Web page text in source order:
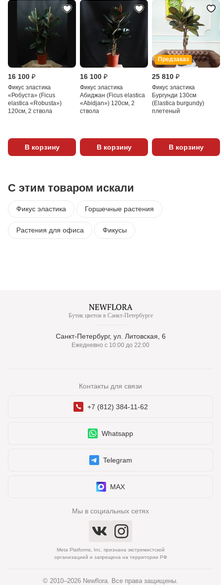
16 100 ₽
Фикус эластика
«Робуста» (Ficus
elastica «Robusta»)
120см, 2 ствола
В корзину
16 100 ₽
Фикус эластика
Абиджан (Ficus elastica
«Abidjan») 120см, 2
ствола
В корзину
Предзаказ
25 810 ₽
Фикус эластика
Бургунди 130см
(Elastica burgundy)
плетеный
В корзину
С этим товаром искали
Фикус эластика Горшечные растения
Растения для офиса Фикусы
Бутик цветов в Санкт-Петербурге
Санкт-Петербург, ул. Литовская, 6
Ежедневно с 10:00 до 22:00
Контакты для связи
+7 (812) 384-11-62
Whatsapp
Telegram
MAX
Мы в социальных сетях
Meta Platforms, Inc. признана экстремистской
организацией и запрещена на территории РФ
© 2010–2026 Newflora. Все права защищены.